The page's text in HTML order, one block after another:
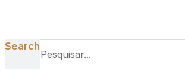
Search